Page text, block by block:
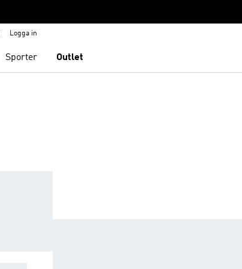
Logga in
Sporter Outlet